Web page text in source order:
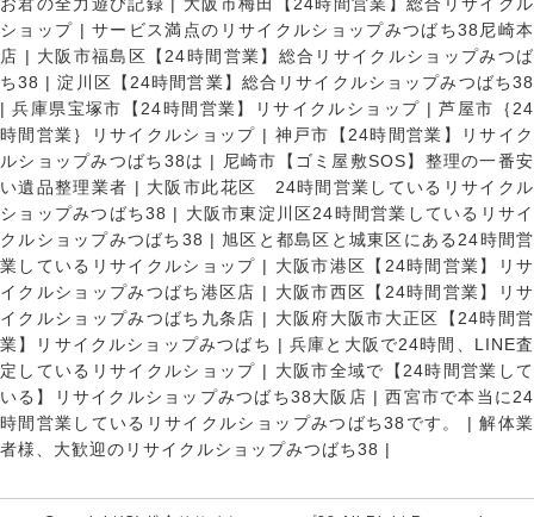
ショップ |サービス満点のリサイクルショップみつばち38尼崎本
店 | 大阪市福島区【24時間営業】総合リサイクルショップみつば
ち38 |淀川区【24時間営業】総合リサイクルショップみつばち38
|兵庫県宝塚市【24時間営業】リサイクルショップ |芦屋市｛24
時間営業｝リサイクルショップ | 神戸市【24時間営業】リサイク
ルショップみつばち38は |
尼崎市【ゴミ屋敷SOS】整理の一番安
い遺品整理業者 | 大阪市此花区 24時間営業しているリサイクル
ショップみつばち38 | 大阪市東淀川区24時間営業しているリサイ
クルショップみつばち38 | 旭区と都島区と城東区にある24時間営
業しているリサイクルショップ | 大阪市港区【24時間営業】リサ
イクルショップみつばち港区店 | 大阪市西区【24時間営業】リサ
イクルショップみつばち九条店 | 大阪府大阪市大正区【24時間営
業】リサイクルショップみつばち |兵庫と大阪で24時間、LINE査
定しているリサイクルショップ | 大阪市全域で【24時間営業して
いる】リサイクルショップみつばち38大阪店 |西宮市で本当に24
時間営業しているリサイクルショップみつばち38です。
|解体業
者様、大歓迎のリサイクルショップみつばち38 |